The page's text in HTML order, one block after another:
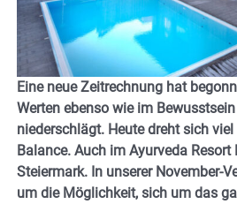
Eine neue Zeitrechnung hat
Werten ebenso wie im
niederschlägt. Heute dreht sich
Balance. Auch im Ayurveda
Steiermark. In unserer November-
um die Möglichkeit, sich um das